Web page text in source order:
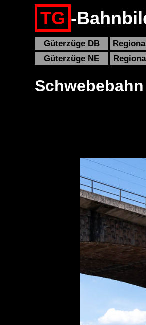
TG -
Güterzüge DB
Güterzüge NE